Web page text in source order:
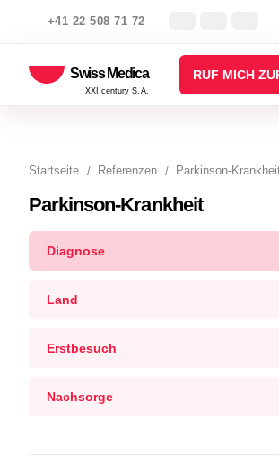
+41 22 508 71 72
Swiss Medica
XXI century S.A.
RUF MICH
Startseite Referenzen Parkinson-
Parkinson-Krankheit
Diagnose
Land
Erstbesuch
Nachsorge